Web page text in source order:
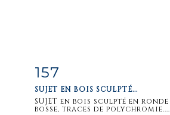
Item detail
157
SUJET EN BOIS SCULPTÉ...
SUJET en bois sculpté en ronde
bosse, traces de polychromie....